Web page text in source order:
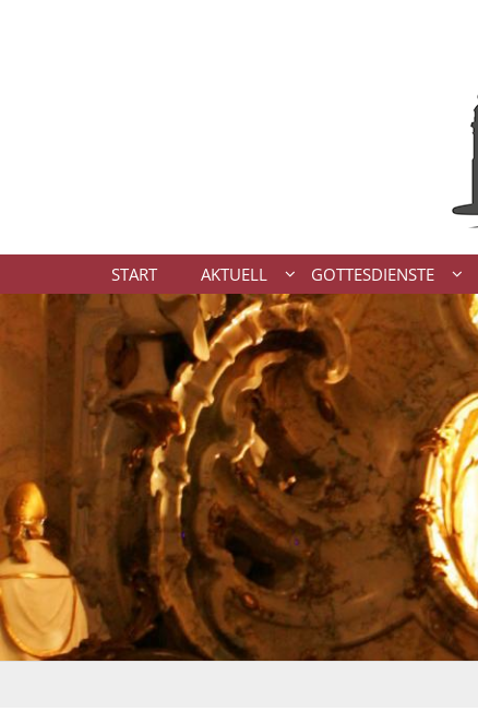
START AKTUELL GOTTESDIENSTE